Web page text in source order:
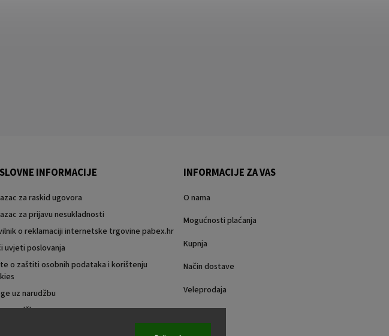
INFORMACIJE
za raskid ugovora
za prijavu nesukladnosti
o reklamaciji internetske trgovine pabex.hr
uvjeti poslovanja
o zaštiti osobnih podataka i korištenju
uz narudžbu
narudžba
INFORMACIJE ZA VAS
O nama
Mogućnosti plaćanja
Kupnja
Način dostave
Veleprodaja